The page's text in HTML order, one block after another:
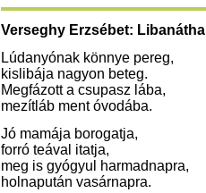
Verseghy Erzsébet: Libanátha
Lúdanyónak könnye pereg,
kislibája nagyon beteg.
Megfázott a csupasz lába,
mezítláb ment óvodába.
Jó mamája borogatja,
forró teával itatja,
meg is gyógyul harmadnapra,
holnapután vasárnapra.